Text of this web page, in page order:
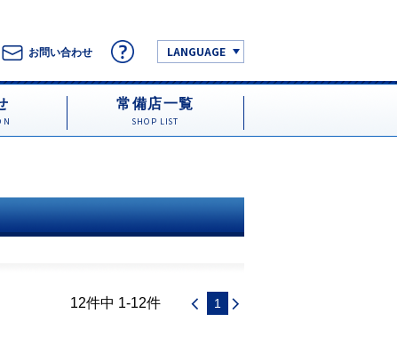
お問い合わせ LANGUAGE
常備店一覧
SHOP LIST
12件中 1-12件 1